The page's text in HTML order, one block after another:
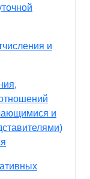
и
и